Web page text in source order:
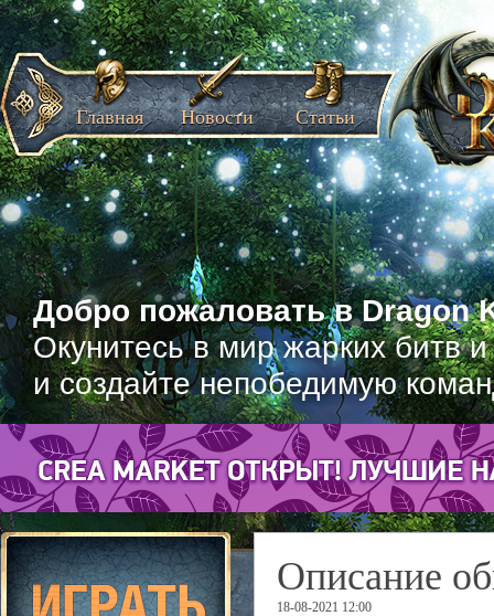
Добро пожаловать в Dragon
Окунитесь в мир жарких битв
и создайте непобедимую
Главная Новости Статьи
Описание
18-08-2021 12:00